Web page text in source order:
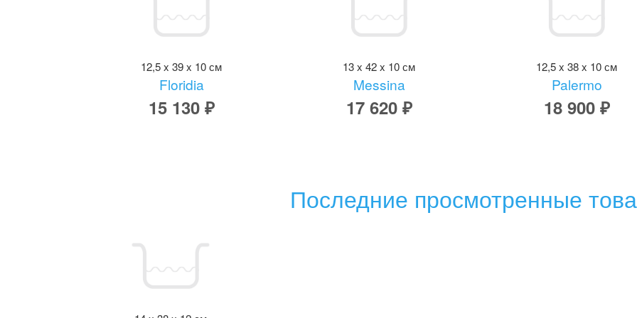
12,5 x 39 x 10 см
Floridia
15 130 ₽
13 x 42 x 10 см
Messina
17 620 ₽
12,5 x 38 x 10 см
Palermo
18 900 ₽
Последние просмотренные